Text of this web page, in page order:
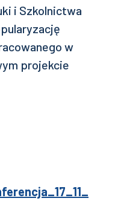
i Szkolnictwa
w
projekcie